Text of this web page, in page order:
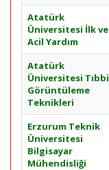
Atatürk
Üniversitesi İlk ve
Acil Yardım
Atatürk
Üniversitesi Tıbbi
Görüntüleme
Teknikleri
Erzurum Teknik
Üniversitesi
Bilgisayar
Mühendisliği